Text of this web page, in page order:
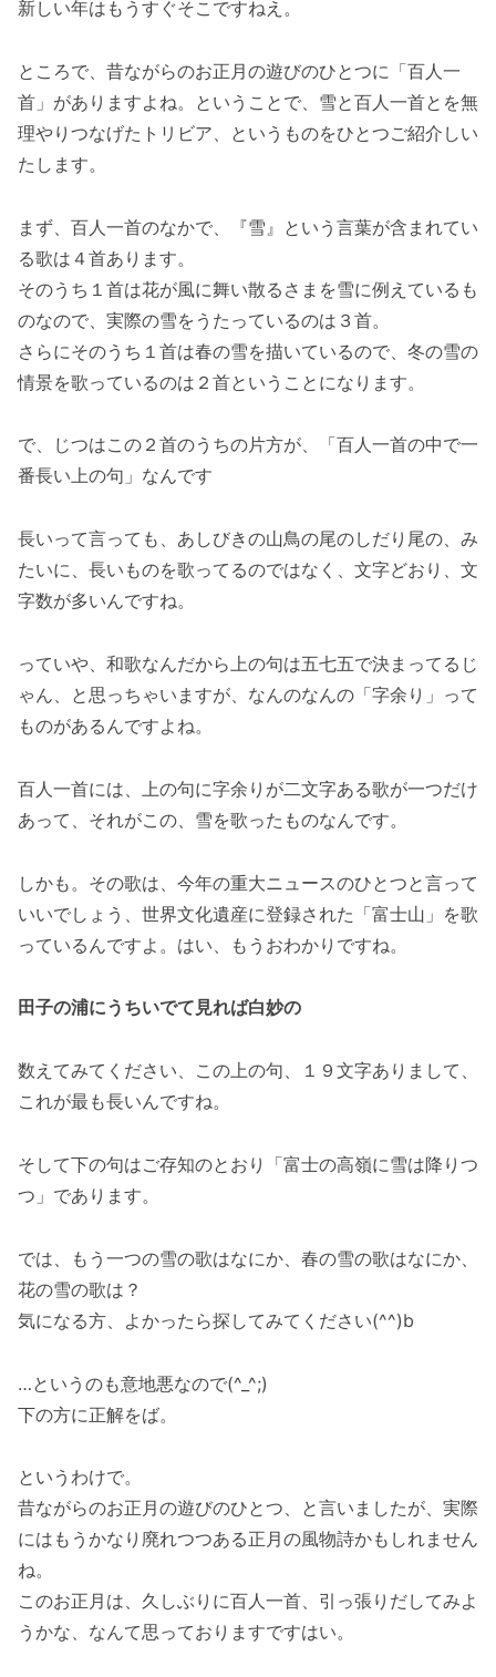
新しい年はもうすぐそこですねえ。
ところで、昔ながらのお正月の遊びのひとつに「百人一
首」がありますよね。ということで、雪と百人一首とを無
理やりつなげたトリビア、というものをひとつご紹介しい
たします。
まず、百人一首のなかで、『雪』という言葉が含まれてい
る歌は４首あります。
そのうち１首は花が風に舞い散るさまを雪に例えているも
のなので、実際の雪をうたっているのは３首。
さらにそのうち１首は春の雪を描いているので、冬の雪の
情景を歌っているのは２首ということになります。
で、じつはこの２首のうちの片方が、「百人一首の中で一
番長い上の句」なんです
長いって言っても、あしびきの山鳥の尾のしだり尾の、み
たいに、長いものを歌ってるのではなく、文字どおり、文
字数が多いんですね。
っていや、和歌なんだから上の句は五七五で決まってるじ
ゃん、と思っちゃいますが、なんのなんの「字余り」って
ものがあるんですよね。
百人一首には、上の句に字余りが二文字ある歌が一つだけ
あって、それがこの、雪を歌ったものなんです。
しかも。その歌は、今年の重大ニュースのひとつと言って
いいでしょう、世界文化遺産に登録された「富士山」を歌
っているんですよ。はい、もうおわかりですね。
田子の浦にうちいでて見れば白妙の
数えてみてください、この上の句、１９文字ありまして、
これが最も長いんですね。
そして下の句はご存知のとおり「富士の高嶺に雪は降りつ
つ」であります。
では、もう一つの雪の歌はなにか、春の雪の歌はなにか、
花の雪の歌は？
気になる方、よかったら探してみてください(^^)b
…というのも意地悪なので(^_^;)
下の方に正解をば。
というわけで。
昔ながらのお正月の遊びのひとつ、と言いましたが、実際
にはもうかなり廃れつつある正月の風物詩かもしれません
ね。
このお正月は、久しぶりに百人一首、引っ張りだしてみよ
うかな、なんて思っておりますですはい。